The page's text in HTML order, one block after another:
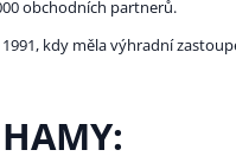
obchodních partnerů.
kdy měla výhradní